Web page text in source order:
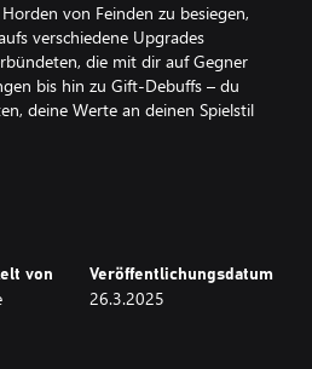
von Feinden zu besiegen,
verschiedene Upgrades
die mit dir auf Gegner
bis hin zu Gift-Debuffs – du
deine Werte an deinen Spielstil
und deine Werte über einen
von Veröffentlichungsdatum
26.3.2025